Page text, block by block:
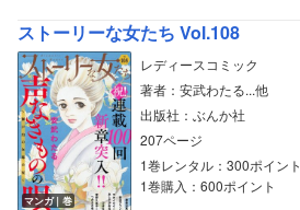
ストーリーな女たち Vol.108
マンガ｜巻
レディースコミック
著者：安武わたる...他
出版社：ぶんか社
207ページ
1巻レンタル：300ポイント
1巻購入：600ポイント